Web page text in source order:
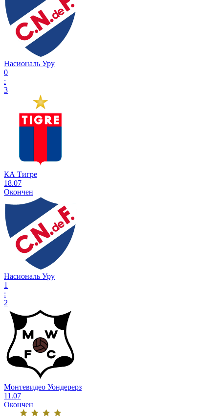
Насиональ Уру
0
:
3
КА Тигре
18.07
Окончен
Насиональ Уру
1
:
2
Монтевидео Уондерерз
11.07
Окончен